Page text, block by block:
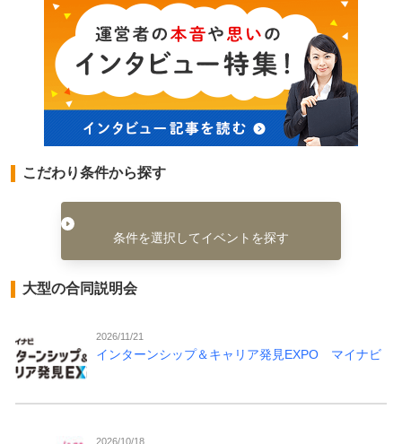
こだわり条件から探す
条件を選択してイベントを探す
大型の合同説明会
2026/11/21
インターンシップ＆キャリア発見EXPO マイナビ
2026/10/18